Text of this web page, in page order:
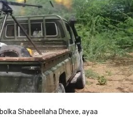
Shabeellaha Dhexe, ayaa